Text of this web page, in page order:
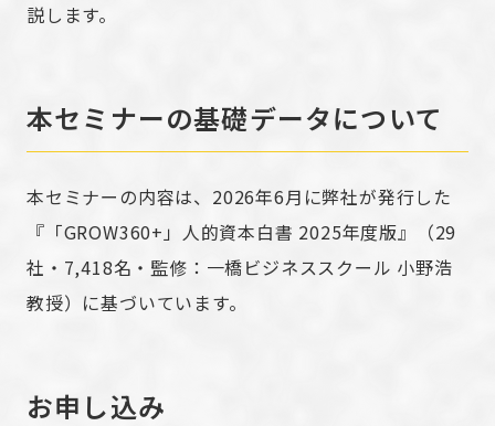
説します。
本セミナーの基礎データについて
本セミナーの内容は、2026年6月に弊社が発行した
『「GROW360+」人的資本白書 2025年度版』（29
社・7,418名・監修：一橋ビジネススクール 小野浩
教授）に基づいています。
お申し込み